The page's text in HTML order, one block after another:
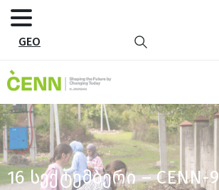
GEO
16 სექტემბერი – CENN-